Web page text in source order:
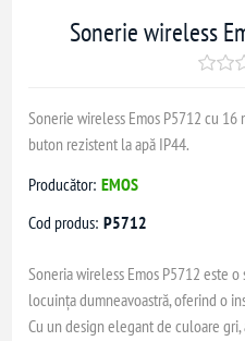
Sonerie wireless
Sonerie wireless Emos P5712 cu
buton rezistent la apă IP44.
Producător: EMOS
Cod produs: P5712
Soneria wireless Emos P5712 este
locuința dumneavoastră, oferind o
Cu un design elegant de culoare